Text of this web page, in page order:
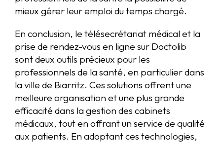
mieux gérer leur emploi du temps chargé.
En conclusion, le télésecrétariat médical et la
prise de rendez-vous en ligne sur Doctolib
sont deux outils précieux pour les
professionnels de la santé, en particulier dans
la ville de Biarritz. Ces solutions offrent une
meilleure organisation et une plus grande
efficacité dans la gestion des cabinets
médicaux, tout en offrant un service de qualité
aux patients. En adoptant ces technologies,